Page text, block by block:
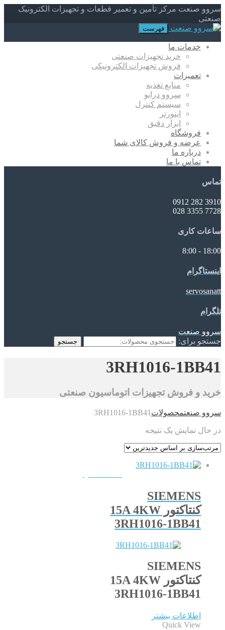
سروو صنعت مرکز تأمین و تعمیر قطعات و تجهیزات الکترونیک
صنعتی
فهرست
خدمات ما
خرید تجهیزات صنعتی
فروش تجهیزات الکترونیکی
تعمیرات
منابع تغذیه
سروو درایو
سیستم کنترل
اینورتر
ابزار دقیق
فروشگاه
عرضه و فروش کالای شما
درباره ما
تماس با ما
تماس
3910 282 0912
7728 3355 028
ساعات کاری
18:00 - 8:00
اینستاگرام
servosanatt
تلگرام
سروو صنعت
جستجو برای:
جستجو
3RH1016-1BB41
خرید و فروش تجهیزات اتوماسیون صنعتی
سروو صنعتمحصولات 3RH1016-1BB41
در حال نمایش یک نتیجه
SIEMENS
کنتاکتور 15A 4KW
3RH1016-1BB41
SIEMENS
کنتاکتور 15A 4KW
3RH1016-1BB41
اطلاعات بیشتر
Quick View